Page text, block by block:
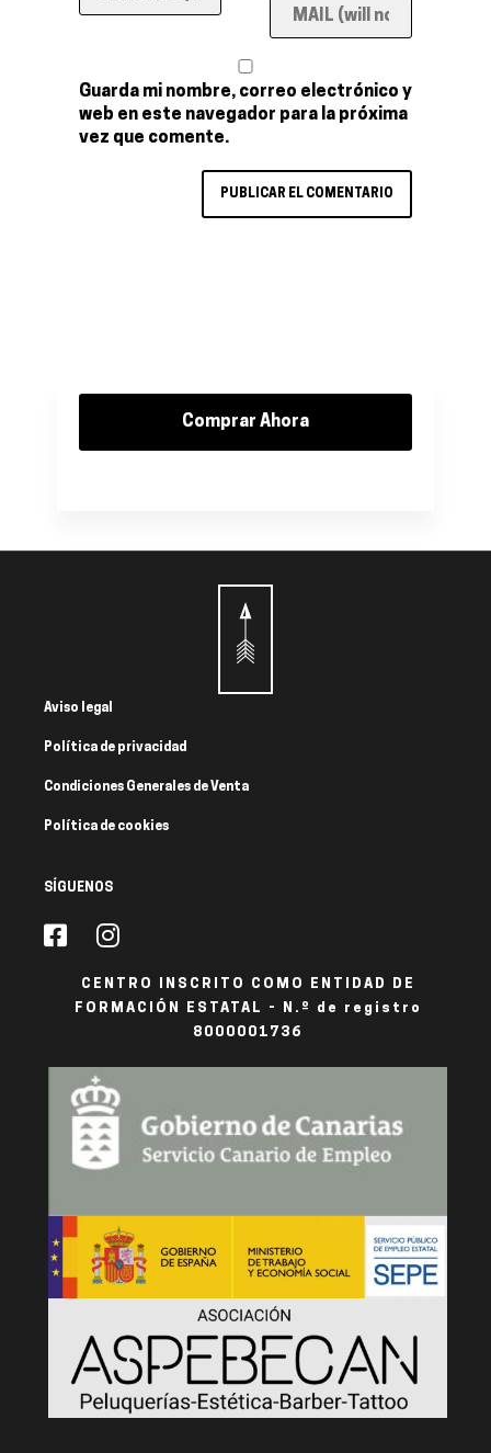
Guarda mi nombre, correo electrónico y
web en este navegador para la próxima
vez que comente.
Comprar Ahora
Aviso legal
Política de privacidad
Condiciones Generales de Venta
Política de cookies
SÍGUENOS
CENTRO INSCRITO COMO ENTIDAD DE
FORMACIÓN ESTATAL - N.º de registro
8000001736